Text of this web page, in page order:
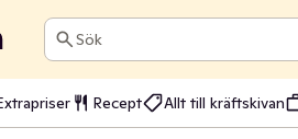
Sök
Recept Allt till kräftskivan